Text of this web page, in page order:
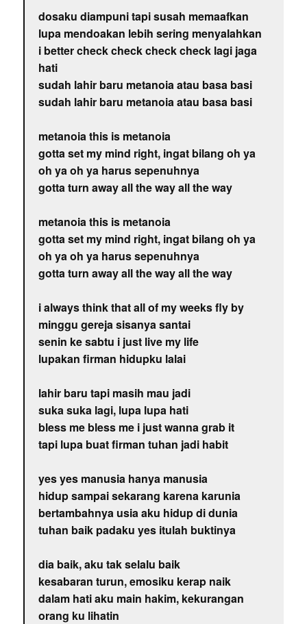
dosaku diampuni tapi susah memaafkan
lupa mendoakan lebih sering menyalahkan
i better check check check check lagi jaga
hati
sudah lahir baru metanoia atau basa basi
sudah lahir baru metanoia atau basa basi
metanoia this is metanoia
gotta set my mind right, ingat bilang oh ya
oh ya oh ya harus sepenuhnya
gotta turn away all the way all the way
metanoia this is metanoia
gotta set my mind right, ingat bilang oh ya
oh ya oh ya harus sepenuhnya
gotta turn away all the way all the way
i always think that all of my weeks fly by
minggu gereja sisanya santai
senin ke sabtu i just live my life
lupakan firman hidupku lalai
lahir baru tapi masih mau jadi
suka suka lagi, lupa lupa hati
bless me bless me i just wanna grab it
tapi lupa buat firman tuhan jadi habit
yes yes manusia hanya manusia
hidup sampai sekarang karena karunia
bertambahnya usia aku hidup di dunia
tuhan baik padaku yes itulah buktinya
dia baik, aku tak selalu baik
kesabaran turun, emosiku kerap naik
dalam hati aku main hakim, kekurangan
orang ku lihatin